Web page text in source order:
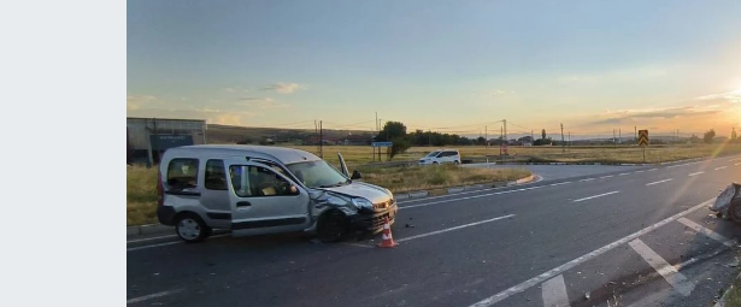
SAĞLIK
SİYASET
TARIM